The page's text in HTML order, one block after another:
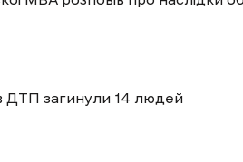
ДТП загинули 14 людей